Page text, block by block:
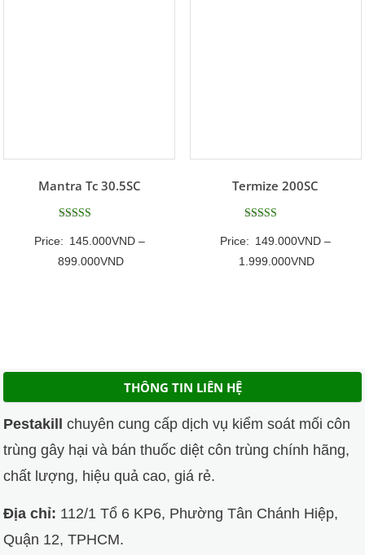
Mantra Tc 30.5SC
hạng
5 sao
Price: 145.000VND –
899.000VNDKhoảng
Termize 200SC
hạng
5 sao
Price: 149.000VND –
1.999.000VNDKhoảng
THÔNG TIN LIÊN HỆ
Pestakill chuyên cung cấp dịch vụ kiểm soát mối côn
trùng gây hại và bán thuốc diệt côn trùng chính hãng,
chất lượng, hiệu quả cao, giá rẻ.
Địa chỉ: 112/1 Tổ 6 KP6, Phường Tân Chánh Hiệp,
Quận 12, TPHCM.